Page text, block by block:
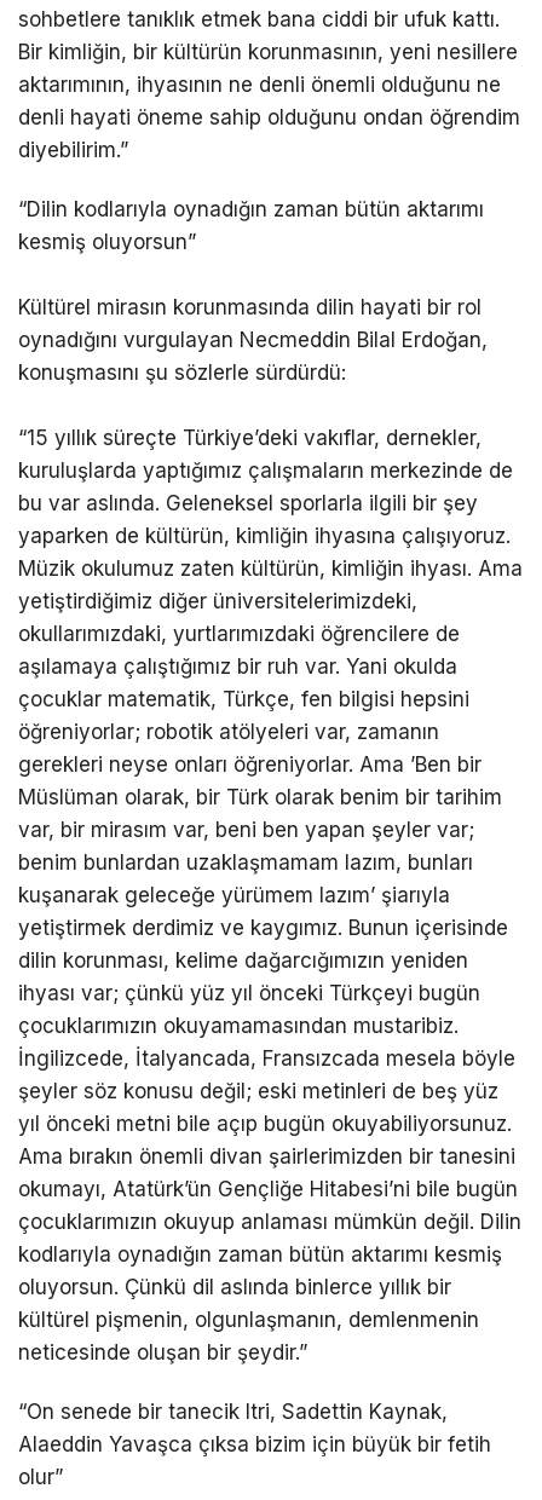
sohbetlere tanıklık etmek bana ciddi bir ufuk kattı.
Bir kimliğin, bir kültürün korunmasının, yeni nesillere
aktarımının, ihyasının ne denli önemli olduğunu ne
denli hayati öneme sahip olduğunu ondan öğrendim
diyebilirim.”
“Dilin kodlarıyla oynadığın zaman bütün aktarımı
kesmiş oluyorsun”
Kültürel mirasın korunmasında dilin hayati bir rol
oynadığını vurgulayan Necmeddin Bilal Erdoğan,
konuşmasını şu sözlerle sürdürdü:
“15 yıllık süreçte Türkiye’deki vakıflar, dernekler,
kuruluşlarda yaptığımız çalışmaların merkezinde de
bu var aslında. Geleneksel sporlarla ilgili bir şey
yaparken de kültürün, kimliğin ihyasına çalışıyoruz.
Müzik okulumuz zaten kültürün, kimliğin ihyası. Ama
yetiştirdiğimiz diğer üniversitelerimizdeki,
okullarımızdaki, yurtlarımızdaki öğrencilere de
aşılamaya çalıştığımız bir ruh var. Yani okulda
çocuklar matematik, Türkçe, fen bilgisi hepsini
öğreniyorlar; robotik atölyeleri var, zamanın
gerekleri neyse onları öğreniyorlar. Ama ’Ben bir
Müslüman olarak, bir Türk olarak benim bir tarihim
var, bir mirasım var, beni ben yapan şeyler var;
benim bunlardan uzaklaşmamam lazım, bunları
kuşanarak geleceğe yürümem lazım’ şiarıyla
yetiştirmek derdimiz ve kaygımız. Bunun içerisinde
dilin korunması, kelime dağarcığımızın yeniden
ihyası var; çünkü yüz yıl önceki Türkçeyi bugün
çocuklarımızın okuyamamasından mustaribiz.
İngilizcede, İtalyancada, Fransızcada mesela böyle
şeyler söz konusu değil; eski metinleri de beş yüz
yıl önceki metni bile açıp bugün okuyabiliyorsunuz.
Ama bırakın önemli divan şairlerimizden bir tanesini
okumayı, Atatürk’ün Gençliğe Hitabesi’ni bile bugün
çocuklarımızın okuyup anlaması mümkün değil. Dilin
kodlarıyla oynadığın zaman bütün aktarımı kesmiş
oluyorsun. Çünkü dil aslında binlerce yıllık bir
kültürel pişmenin, olgunlaşmanın, demlenmenin
neticesinde oluşan bir şeydir.”
“On senede bir tanecik Itri, Sadettin Kaynak,
Alaeddin Yavaşca çıksa bizim için büyük bir fetih
olur”